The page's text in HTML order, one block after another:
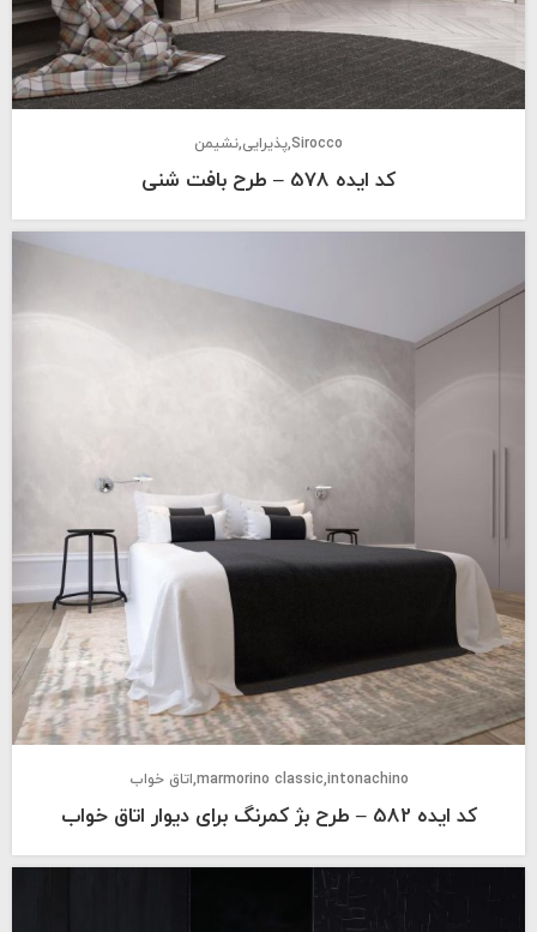
Siroccoپذیرایی نشیمن
کد ایده 578 – طرح بافت شنی
intonachino
marmorino classic اتاق خواب
کد ایده 582 – طرح بژ کمرنگ برای دیوار اتاق خواب